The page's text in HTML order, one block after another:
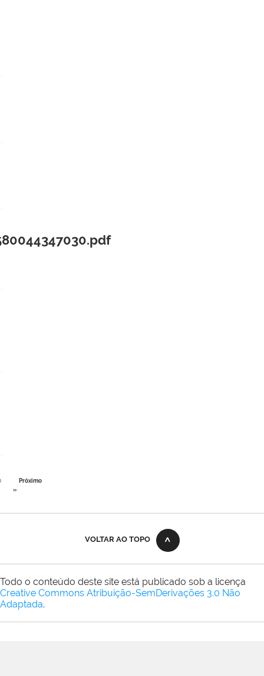
Próximo
»
VOLTAR AO TOPO
Todo o conteúdo deste site está publicado sob a licença
Creative Commons Atribuição-SemDerivações 3.0 Não
Adaptada.